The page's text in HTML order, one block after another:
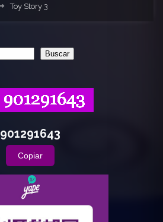
Toy Story 3
Buscar
901291643
Copiar